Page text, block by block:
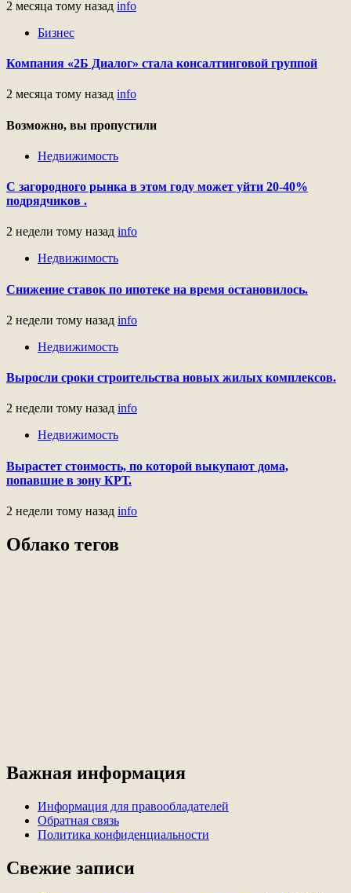
2 месяца тому назад info
Бизнес
Компания «2Б Диалог» стала консалтинговой группой
2 месяца тому назад info
Возможно, вы пропустили
Недвижимость
С загородного рынка в этом году может уйти 20-40%
подрядчиков .
2 недели тому назад info
Недвижимость
Снижение ставок по ипотеке на время остановилось.
2 недели тому назад info
Недвижимость
Выросли сроки строительства новых жилых комплексов.
2 недели тому назад info
Недвижимость
Вырастет стоимость, по которой выкупают дома,
попавшие в зону КРТ.
2 недели тому назад info
Облако тегов
Важная информация
Информация для правообладателей
Обратная связь
Политика конфиденциальности
Свежие записи